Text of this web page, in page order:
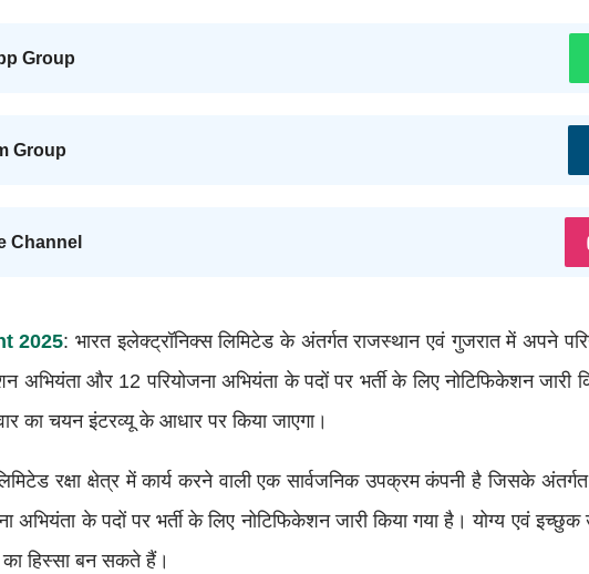
Group
Group
Channel
2025: भारत इलेक्ट्रॉनिक्स लिमिटेड के अंतर्गत राजस्थान एवं गुजरात में अपने
अभियंता और 12 परियोजना अभियंता के पदों पर भर्ती के लिए नोटिफिकेशन जारी
का चयन इंटरव्यू के आधार पर किया जाएगा।
रक्षा क्षेत्र में कार्य करने वाली एक सार्वजनिक उपक्रम कंपनी है जिसके
अभियंता के पदों पर भर्ती के लिए नोटिफिकेशन जारी किया गया है। योग्य एवं इच्छुक
हिस्सा बन सकते हैं।